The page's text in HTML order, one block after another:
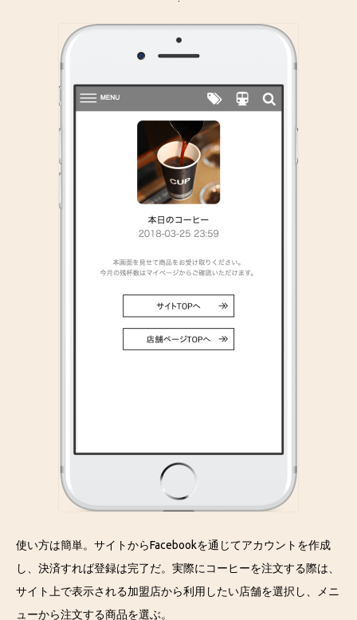
使い方は簡単。サイトからFacebookを通じてアカウントを作成
し、決済すれば登録は完了だ。実際にコーヒーを注文する際は、
サイト上で表示される加盟店から利用したい店舗を選択し、メニ
ューから注文する商品を選ぶ。